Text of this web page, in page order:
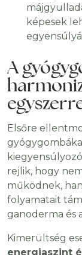
képesek
A
Elsőre
rejlik, hogy
működnek,
folyamatait
ganoderma és
Kimerültség
energiaszint